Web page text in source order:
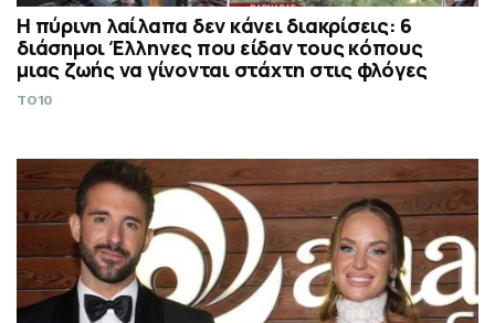
Η πύρινη λαίλαπα δεν κάνει διακρίσεις: 6
διάσημοι Έλληνες που είδαν τους κόπους
μιας ζωής να γίνονται στάχτη στις φλόγες
TO10